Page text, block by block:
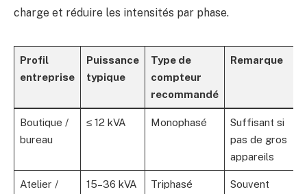
charge et réduire les intensités par phase.
Profil
entreprise
Puissance
typique
Type de
compteur
recommandé
Remarque
Boutique /
bureau
≤ 12 kVA Monophasé
Suffisant si
pas de gros
appareils
Atelier /
15–36 kVA Triphasé
Souvent